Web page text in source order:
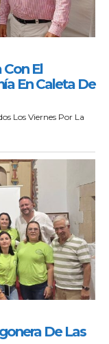
Con El
En Caleta De
Los Viernes Por La
De Las